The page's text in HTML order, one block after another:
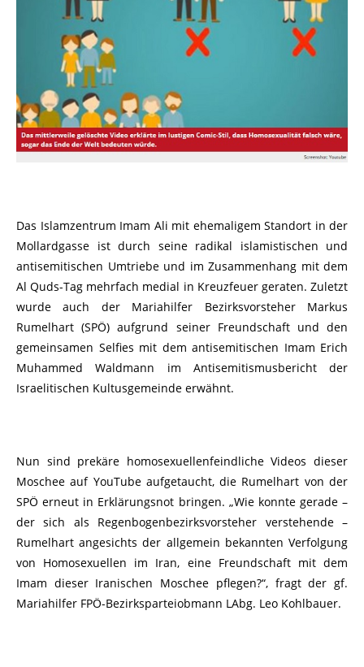
Das Islamzentrum Imam Ali mit ehemaligem Standort in der
Mollardgasse ist durch seine radikal islamistischen und
antisemitischen Umtriebe und im Zusammenhang mit dem
Al Quds-Tag mehrfach medial in Kreuzfeuer geraten. Zuletzt
wurde auch der Mariahilfer Bezirksvorsteher Markus
Rumelhart (SPÖ) aufgrund seiner Freundschaft und den
gemeinsamen Selfies mit dem antisemitischen Imam Erich
Muhammed Waldmann im Antisemitismusbericht der
Israelitischen Kultusgemeinde erwähnt.
Nun sind prekäre homosexuellenfeindliche Videos dieser
Moschee auf YouTube aufgetaucht, die Rumelhart von der
SPÖ erneut in Erklärungsnot bringen. „Wie konnte gerade –
der sich als Regenbogenbezirksvorsteher verstehende –
Rumelhart angesichts der allgemein bekannten Verfolgung
von Homosexuellen im Iran, eine Freundschaft mit dem
Imam dieser Iranischen Moschee pflegen?“, fragt der gf.
Mariahilfer FPÖ-Bezirksparteiobmann LAbg. Leo Kohlbauer.